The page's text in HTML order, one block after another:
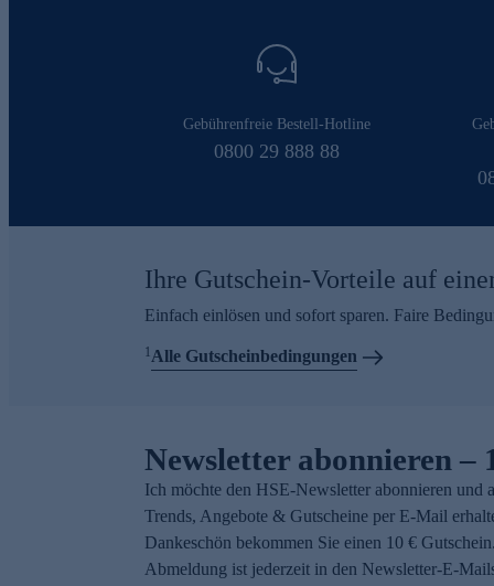
Gebührenfreie Bestell-Hotline
0800 29 888 88
Ihre Gutschein-Vorteile auf
Einfach einlösen und sofort sparen. Faire
1Alle Gutscheinbedingungen
Newsletter abonnieren –
Ich möchte den HSE-Newsletter abonnieren und
Trends, Angebote & Gutscheine per E-Mail
Dankeschön bekommen Sie einen 10 €
Abmeldung ist jederzeit in den Newsletter-E-